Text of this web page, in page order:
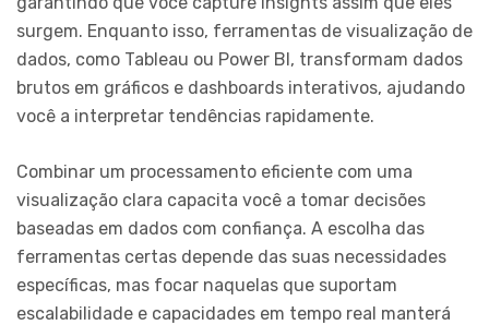
surgem. Enquanto isso, ferramentas de visualização de
dados, como Tableau ou Power BI, transformam dados
brutos em gráficos e dashboards interativos, ajudando
você a interpretar tendências rapidamente.
Combinar um processamento eficiente com uma
visualização clara capacita você a tomar decisões
baseadas em dados com confiança. A escolha das
ferramentas certas depende das suas necessidades
específicas, mas focar naquelas que suportam
escalabilidade e capacidades em tempo real manterá